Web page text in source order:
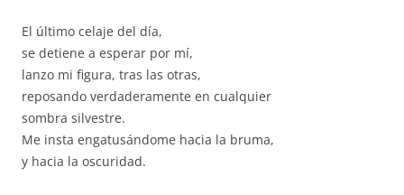
El último celaje del día,
se detiene a esperar por mí,
lanzo mi figura, tras las otras,
reposando verdaderamente en cualquier
sombra silvestre.
Me insta engatusándome hacia la bruma,
y hacia la oscuridad.